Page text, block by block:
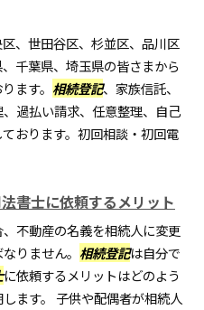
、世田谷区、杉並区、品川区
千葉県、埼玉県の皆さまから
ます。 相続登記、家族信託、
過払い請求、任意整理、自己
おります。初回相談・初回電
書士に依頼するメリット
不動産の名義を相続人に変更
りません。 相続登記は自分で
に依頼するメリットはどのよう
ます。 子供や配偶者が相続人